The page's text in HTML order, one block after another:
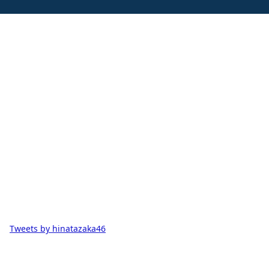
Tweets by hinatazaka46